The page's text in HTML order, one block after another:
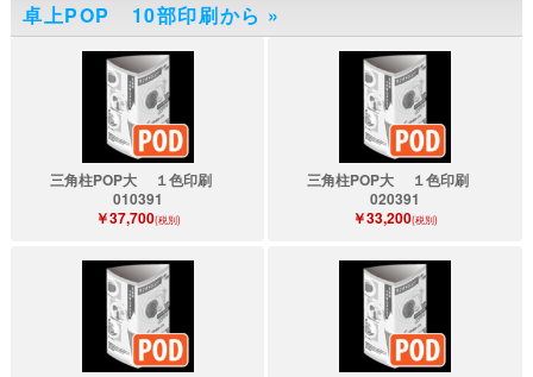
卓上POP 10部印刷から »
三角柱POP大 １色印刷
010391
￥37,700(税別)
三角柱POP大 １色印刷
020391
￥33,200(税別)